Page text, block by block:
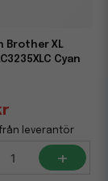
Brother XL
Cyan
leverantör
+